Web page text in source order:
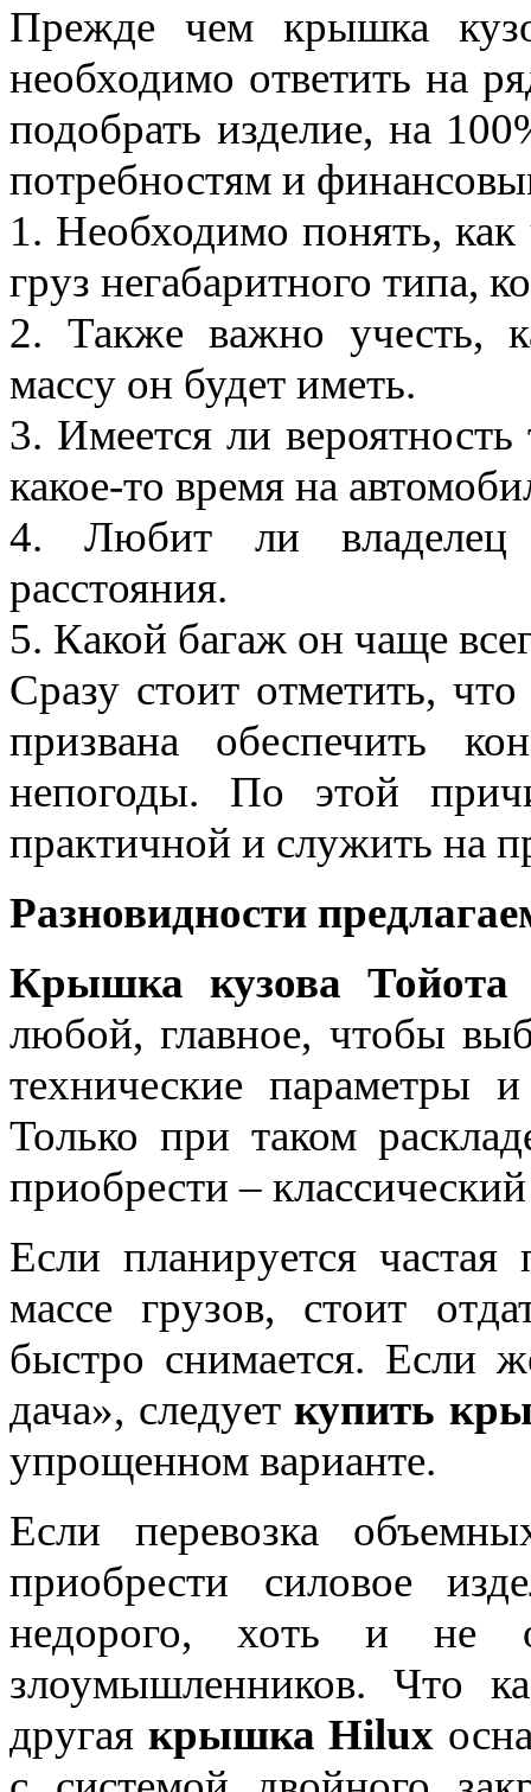
Прежде чем крышка
необходимо ответить на
подобрать изделие, на
потребностям и
1. Необходимо понять, как
груз негабаритного типа,
2. Также важно учесть,
массу он будет иметь.
3. Имеется ли вероятность
какое-то время на
4. Любит ли владелец
расстояния.
5. Какой багаж он чаще
Сразу стоит отметить,
призвана обеспечить
непогоды. По этой
практичной и служить на
Разновидности
Крышка кузова Тойота
любой, главное, чтобы
технические параметры
Только при таком
приобрести –
Если планируется
массе грузов, стоит
быстро снимается. Если
дача», следует купить
упрощенном варианте.
Если перевозка
приобрести силовое
недорого, хоть и не
злоумышленников. Что
другая крышка Hilux